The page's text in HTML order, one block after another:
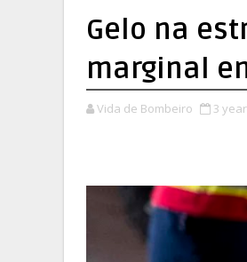
Gelo na
marginal
Vida de Bombeiro 3